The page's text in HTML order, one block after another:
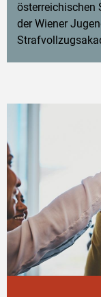
österreichischen
der Wiener